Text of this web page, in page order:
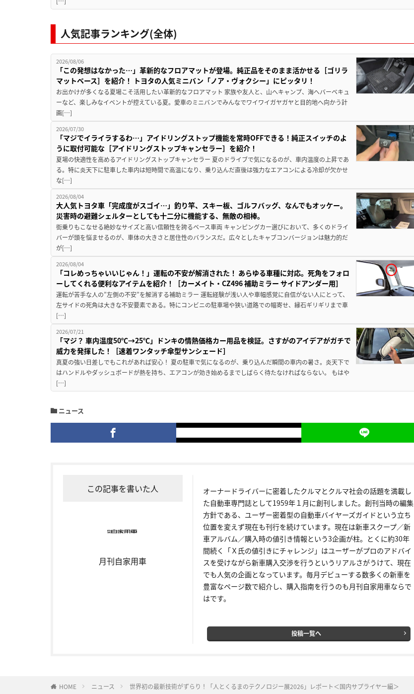
人気記事ランキング(全体)
2026/08/06
「この発想はなかった…」革新的なフロアマットが登場。純正品をそのまま活かせる［ゴリラ
マットベース］を紹介！ トヨタの人気ミニバン「ノア・ヴォクシー」にピッタリ！
お出かけが多くなる夏場こそ活用したい革新的なフロアマット 家族や友人と、山へキャンプ、海へバーベキュ
ーなど、楽しみなイベントが控えている夏。愛車のミニバンでみんなでワイワイガヤガヤと目的地へ向かう計
画[…]
2026/07/30
「マジでイライラするわ…」アイドリングストップ機能を常時OFFできる！純正スイッチのよ
うに取付可能な［アイドリングストップキャンセラー］を紹介！
夏場の快適性を高めるアイドリングストップキャンセラー 夏のドライブで気になるのが、車内温度の上昇であ
る。特に炎天下に駐車した車内は短時間で高温になり、乗り込んだ直後は強力なエアコンによる冷却が欠かせ
な[…]
2026/08/04
大人気トヨタ車「完成度がスゴイ…」釣り竿、スキー板、ゴルフバッグ、なんでもオッケー。
災害時の避難シェルターとしても十二分に機能する、無敵の相棒。
街乗りもこなせる絶妙なサイズと高い信頼性を誇るベース車両 キャンピングカー選びにおいて、多くのドライ
バーが頭を悩ませるのが、車体の大きさと居住性のバランスだ。広々としたキャブコンバージョンは魅力的だ
が[…]
2026/08/04
「コレめっちゃいいじゃん！」運転の不安が解消された！ あらゆる車種に対応。死角をフォロ
ーしてくれる便利なアイテムを紹介！［カーメイト・CZ496 補助ミラー サイドアンダー用］
運転が苦手な人の”左側の不安”を解消する補助ミラー 運転経験が浅い人や車幅感覚に自信がない人にとって、
左サイドの死角は大きな不安要素である。特にコンビニの駐車場や狭い道路での幅寄せ、縁石ギリギリまで車
[…]
2026/07/21
「マジ？ 車内温度50℃→25℃」ドンキの情熱価格カー用品を検証。さすがのアイデアがガチで
威力を発揮した！［速着ワンタッチ傘型サンシェード］
真夏の強い日差しでもこれがあれば安心！ 夏の駐車で気になるのが、乗り込んだ瞬間の車内の暑さ。炎天下で
はハンドルやダッシュボードが熱を持ち、エアコンが効き始めるまでしばらく待たなければならない。 もはや
[…]
ニュース
この記事を書いた人
月刊自家用車
オーナードライバーに密着したクルマとクルマ社会の話題を満載し
た自動車専門誌として1959年１月に創刊しました。創刊当時の編集
方針である、ユーザー密着型の自動車バイヤーズガイドという立ち
位置を変えず現在も刊行を続けています。現在は新車スクープ／新
車アルバム／購入時の値引き情報という3企画が柱。とくに約30年
間続く「Ｘ氏の値引きにチャレンジ」はユーザーがプロのアドバイ
スを受けながら新車購入交渉を行うというリアルさがうけて、現在
でも人気の企画となっています。毎月デビューする数多くの新車を
豊富なページ数で紹介し、購入指南を行うのも月刊自家用車ならで
はです。
投稿一覧へ
HOME ニュース 世界初の最新技術がずらり！「人とくるまのテクノロジー展2026」レポート＜国内サプライヤー編＞